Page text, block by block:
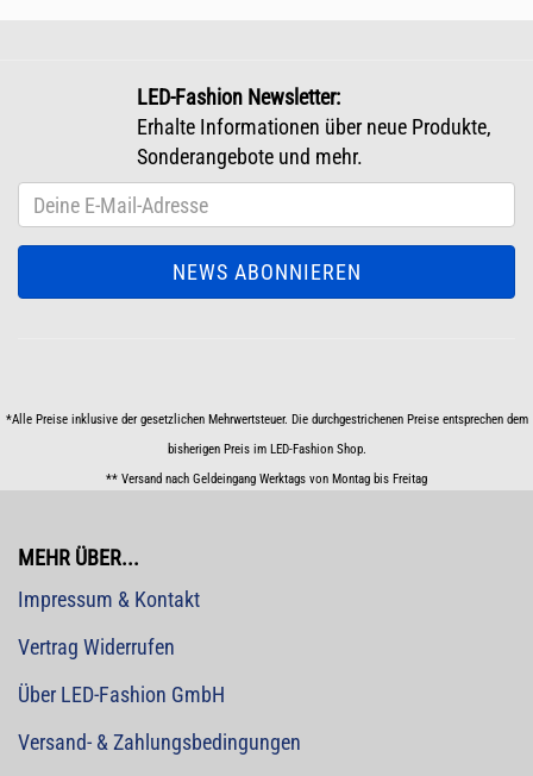
LED-Fashion Newsletter:
Erhalte Informationen über neue Produkte,
Sonderangebote und mehr.
*Alle Preise inklusive der gesetzlichen Mehrwertsteuer. Die durchgestrichenen Preise entsprechen dem
bisherigen Preis im LED-Fashion Shop.
** Versand nach Geldeingang Werktags von Montag bis Freitag
MEHR ÜBER...
Impressum & Kontakt
Vertrag Widerrufen
Über LED-Fashion GmbH
Versand- & Zahlungsbedingungen